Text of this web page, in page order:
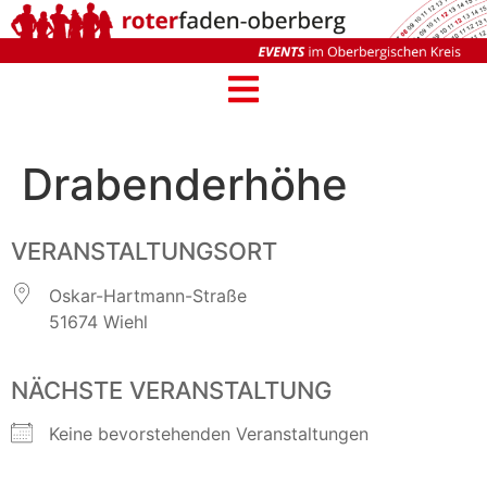
Drabenderhöhe
VERANSTALTUNGSORT
Oskar-Hartmann-Straße
51674 Wiehl
NÄCHSTE VERANSTALTUNG
Keine bevorstehenden Veranstaltungen